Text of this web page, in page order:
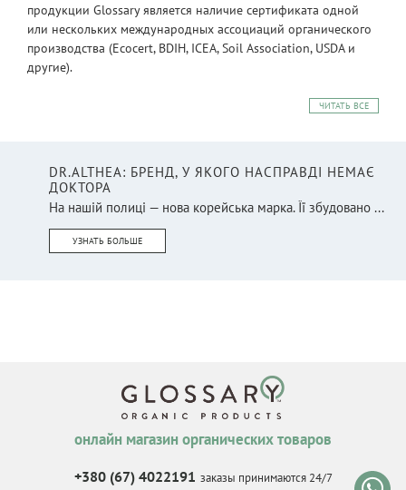
продукции Glossary является наличие сертификата одной
или нескольких международных ассоциаций органического
производства (Ecocert, BDIH, ICEA, Soil Association, USDA и
другие).
ЧИТАТЬ ВСЕ
DR.ALTHEA: БРЕНД, У ЯКОГО НАСПРАВДІ НЕМАЄ
ДОКТОРА
На нашій полиці — нова корейська марка. Її збудовано ...
УЗНАТЬ БОЛЬШЕ
онлайн магазин органических товаров
+380 (67) 4022191 заказы принимаются 24/7